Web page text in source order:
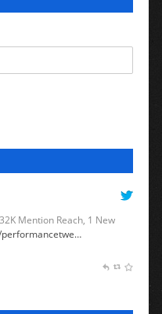
Mention Reach, 1 New